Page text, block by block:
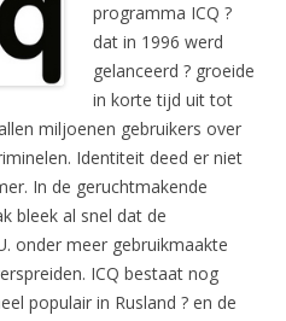
programma ICQ ?
dat in 1996 werd
gelanceerd ? groeide
in korte tijd uit tot
miljoenen gebruikers over
Identiteit deed er niet
In de geruchtmakende
bleek al snel dat de
onder meer gebruikmaakte
ICQ bestaat nog
populair in Rusland ? en de